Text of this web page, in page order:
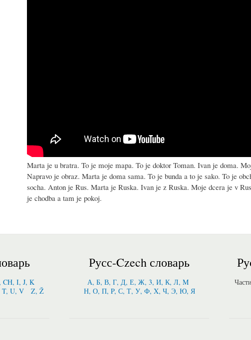
Marta je u bratra. To je moje mapa. To je doktor Toman. Ivan je doma.
Napravo je obraz. Marta je doma sama. To je bunda a to je sako. To je
socha. Anton je Rus. Marta je Ruska. Ivan je z Ruska. Moje dcera je v
je chodba a tam je pokoj.
CH, I, J, K
T, U, V Z, Ž
Русс-Czech словарь
А, Б, В, Г, Д, Е, Ж, 3, И, К, Л, M
Н, О, П, P, С, Т, У, Ф, X, Ч, Э, Ю, Я